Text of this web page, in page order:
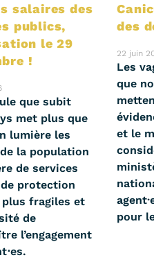
salaires des
publics,
le 29
!
que subit
met plus que
lumière les
la population
de services
protection
fragiles et
de
l’engagement
des
22 juin
Les
que
et le
pour